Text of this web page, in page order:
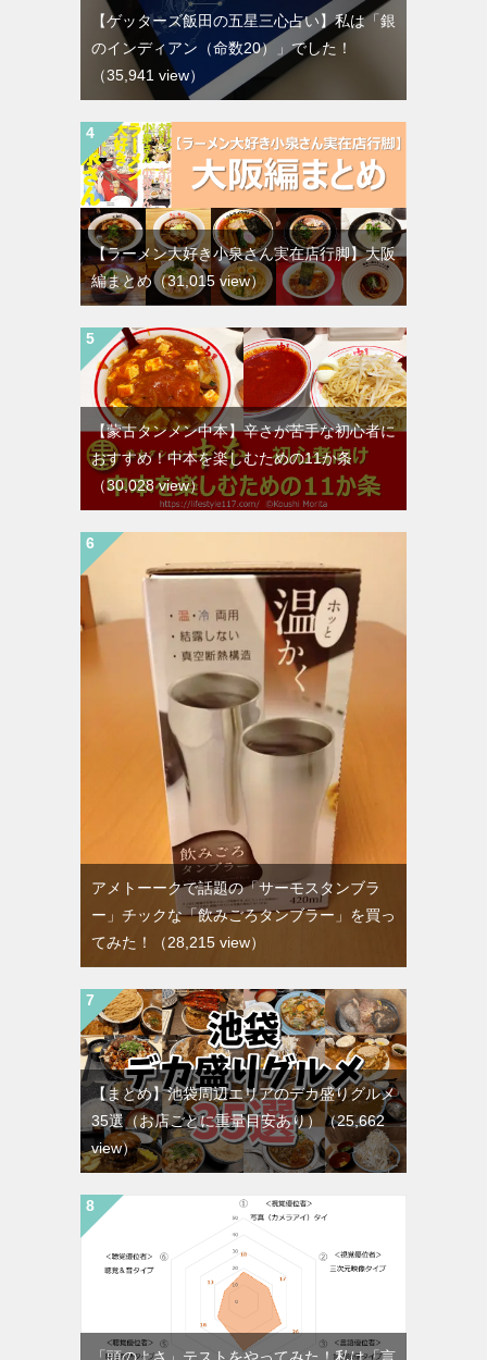
【ゲッターズ飯田の五星三心占い】私は「銀
のインディアン（命数20）」でした！
（35,941 view）
【ラーメン大好き小泉さん実在店行脚】大阪
編まとめ（31,015 view）
【蒙古タンメン中本】辛さが苦手な初心者に
おすすめ！中本を楽しむための11か条
（30,028 view）
アメトーークで話題の「サーモスタンブラ
ー」チックな「飲みごろタンブラー」を買っ
てみた！
（28,215 view）
【まとめ】池袋周辺エリアのデカ盛りグルメ
35選（お店ごとに重量目安あり）
（25,662
view）